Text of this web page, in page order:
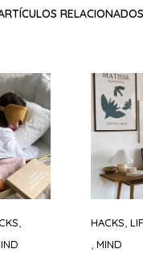
RELACIONADOS
, HACKS,
, MIND